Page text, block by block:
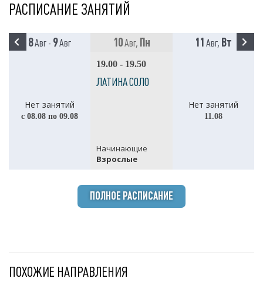
РАСПИСАНИЕ ЗАНЯТИЙ
8Авг - 9Авг 10Авг, Пн 11 Авг, Вт
Нет занятий
с 08.08 по 09.08
19.00 - 19.50
ЛАТИНА СОЛО
Начинающие
Взрослые
Нет занятий
11.08
ПОЛНОЕ РАСПИСАНИЕ
ПОХОЖИЕ НАПРАВЛЕНИЯ